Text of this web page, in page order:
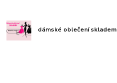
dámské oblečení skladem